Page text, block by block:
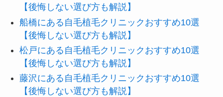
【後悔しない選び方も解説】
船橋にある自毛植毛クリニックおすすめ10選
【後悔しない選び方も解説】
松戸にある自毛植毛クリニックおすすめ10選
【後悔しない選び方も解説】
藤沢にある自毛植毛クリニックおすすめ10選
【後悔しない選び方も解説】